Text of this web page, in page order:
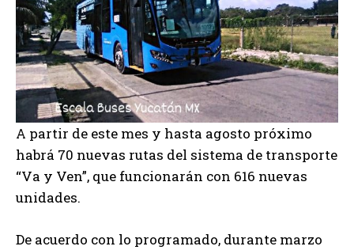
A partir de este mes y hasta agosto próximo
habrá 70 nuevas rutas del sistema de transporte
“Va y Ven”, que funcionarán con 616 nuevas
unidades.
De acuerdo con lo programado, durante marzo